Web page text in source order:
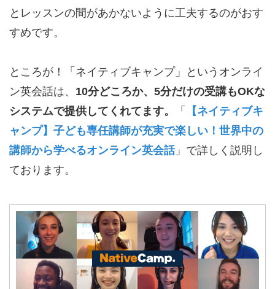
とレッスンの間があかないように工夫するのがおす
すめです。
ところが！「ネイティブキャンプ」というオンライ
ン英会話は、 10分どころか、5分だけの受講もOKな
システムで提供してくれてます。
「
【ネイティブキ
ャンプ】子ども専任講師が充実で楽しい！世界中の
講師から学べるオンライン英会話」で詳しく説明し
ております。